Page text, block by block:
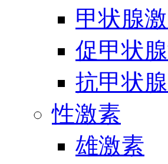
甲状腺
促甲状
抗甲状
性激素
雄激素